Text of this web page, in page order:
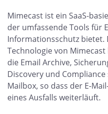
Mimecast ist ein SaaS-
der umfassende Tools für
Informationsschutz
Technologie von
die Email Archive,
Discovery und
Mailbox, so dass der E-
eines Ausfalls weiterläuft.